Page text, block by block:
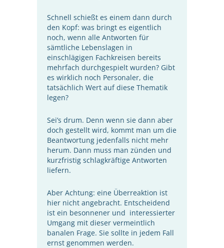
Schnell schießt es einem dann durch
den Kopf: was bringt es eigentlich
noch, wenn alle Antworten für
sämtliche Lebenslagen in
einschlägigen Fachkreisen bereits
mehrfach durchgespielt wurden? Gibt
es wirklich noch Personaler, die
tatsächlich Wert auf diese Thematik
legen?
Sei’s drum. Denn wenn sie dann aber
doch gestellt wird, kommt man um die
Beantwortung jedenfalls nicht mehr
herum. Dann muss man zünden und
kurzfristig schlagkräftige Antworten
liefern.
Aber Achtung: eine Überreaktion ist
hier nicht angebracht. Entscheidend
ist ein besonnener und interessierter
Umgang mit dieser vermeintlich
banalen Frage. Sie sollte in jedem Fall
ernst genommen werden.